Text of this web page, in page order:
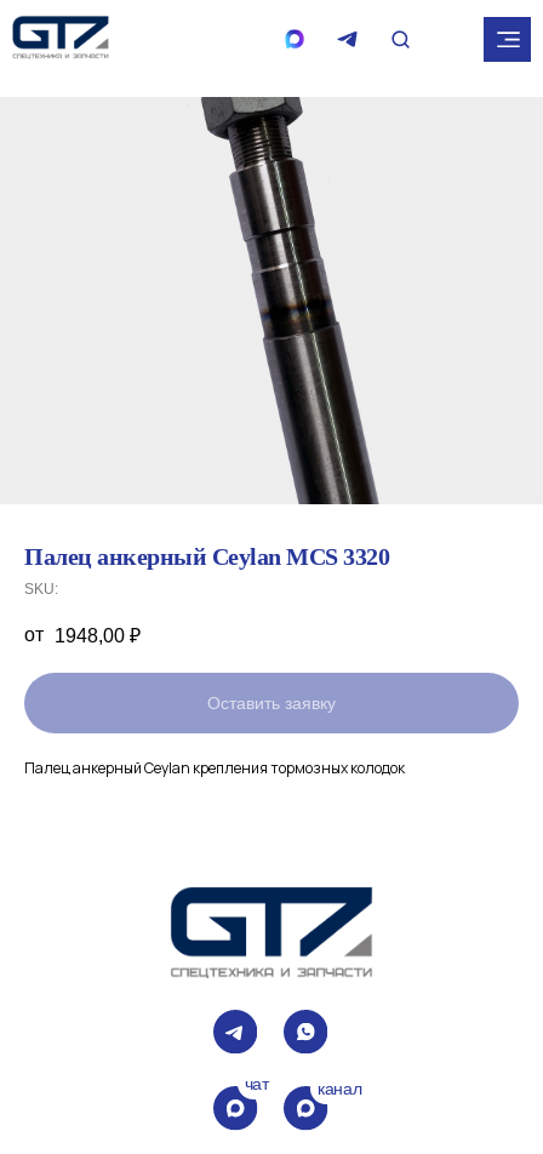
Палец анкерный Ceylan MCS 3320
SKU:
1948,00 ₽
Оставить заявку
Палец анкерный Ceylan крепления тормозных колодок
Главная
Спецпредложения
Доставка и оплата
Лизинг
Контакты
Ломозаготовительная отрасль
Коммунальная и дорожная техника
Дорожно-строительная отрасль
Покупателям
чат канал